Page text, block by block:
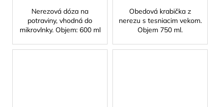
Nerezová dóza na
potraviny, vhodná do
mikrovlnky. Objem: 600 ml
Obedová krabička z
nerezu s tesniacim vekom.
Objem 750 ml.